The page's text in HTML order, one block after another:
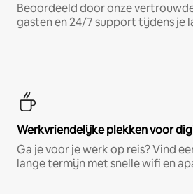
Beoordeeld door onze
gasten en 24/7 support tijdens je
Werkvriendelijke plekken voor
Ga je voor je werk op reis? Vind
lange termijn met snelle wifi en